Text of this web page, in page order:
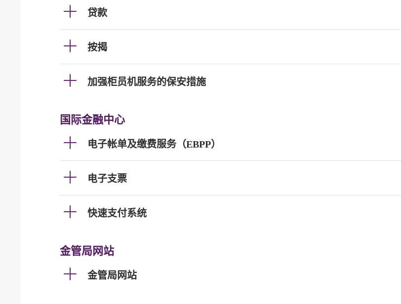
贷款
按揭
加强柜员机服务的保安措施
国际金融中心
电子帐单及缴费服务（EBPP）
电子支票
快速支付系统
金管局网站
金管局网站